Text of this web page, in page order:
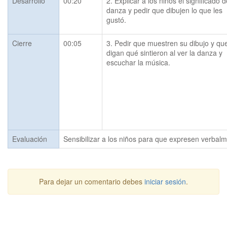
danza y pedir que dibujen lo que les
gustó.
Cierre 00:05
3. Pedir que muestren su dibujo y
digan qué sintieron al ver la danza y
escuchar la música.
Evaluación Sensibilizar a los niños para que expresen
Para dejar un comentario debes iniciar sesión.